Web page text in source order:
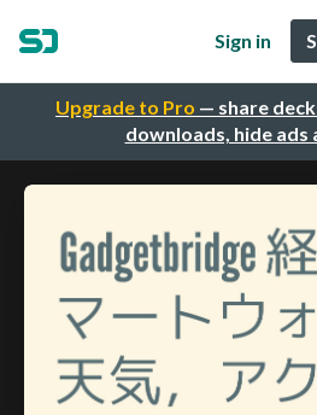
Upgrade to Pro — share
downloads, hide ads
Sign in